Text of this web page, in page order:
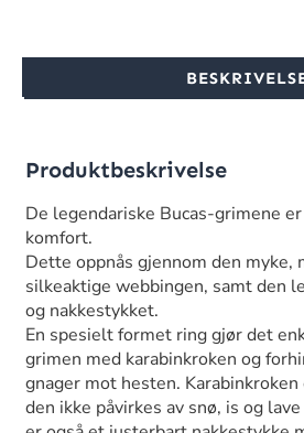
Produktbeskrivelse
De legendariske Bucas-grimene
komfort.
Dette oppnås gjennom den myke,
silkeaktige webbingen, samt den
og nakkestykket.
En spesielt formet ring gjør det
grimen med karabinkroken og
gnager mot hesten.
den ikke påvirkes av snø, is og